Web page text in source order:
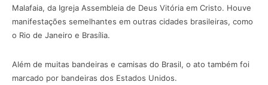
Malafaia, da Igreja Assembleia de Deus Vitória em Cristo. Houve
manifestações semelhantes em outras cidades brasileiras, como
o Rio de Janeiro e Brasília.
Além de muitas bandeiras e camisas do Brasil, o ato também foi
marcado por bandeiras dos Estados Unidos.